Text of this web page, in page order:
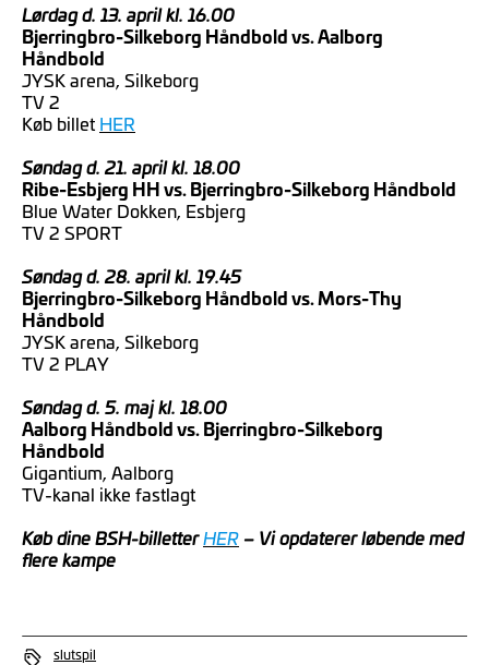
Lørdag d. 13. april kl. 16.00
Bjerringbro-Silkeborg Håndbold vs. Aalborg
Håndbold
JYSK arena, Silkeborg
TV 2
Køb billet HER
Søndag d. 21. april kl. 18.00
Ribe-Esbjerg HH vs. Bjerringbro-Silkeborg Håndbold
Blue Water Dokken, Esbjerg
TV 2 SPORT
Søndag d. 28. april kl. 19.45
Bjerringbro-Silkeborg Håndbold vs. Mors-Thy
Håndbold
JYSK arena, Silkeborg
TV 2 PLAY
Søndag d. 5. maj kl. 18.00
Aalborg Håndbold vs. Bjerringbro-Silkeborg
Håndbold
Gigantium, Aalborg
TV-kanal ikke fastlagt
Køb dine BSH-billetterHER – Vi opdaterer løbende med
flere kampe
slutspil